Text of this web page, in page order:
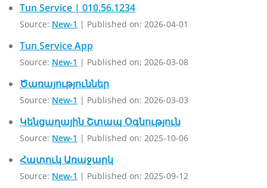
Tun Service | 010.56.1234
Source: New-1 Published on: 2026-04-01
Tun Service App
Source: New-1 Published on: 2026-03-08
Ծառայություններ
Source: New-1 Published on: 2026-03-03
Կենցաղային Շտապ Օգնություն
Source: New-1 Published on: 2025-10-06
Հատուկ Առաջարկ
Source: New-1 Published on: 2025-09-12